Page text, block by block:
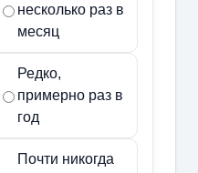
несколько раз в
месяц
Редко,
примерно раз в
год
Почти никогда